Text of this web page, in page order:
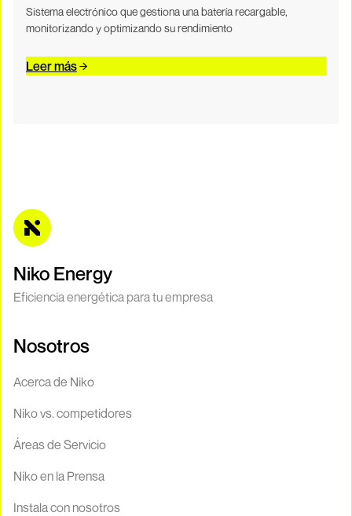
Sistema electrónico que gestiona una batería recargable,
monitorizando y optimizando su rendimiento
Leer más
Niko Energy
Eficiencia energética para tu empresa
Nosotros
Acerca de Niko
Niko vs. competidores
Áreas de Servicio
Niko en la Prensa
Instala con nosotros